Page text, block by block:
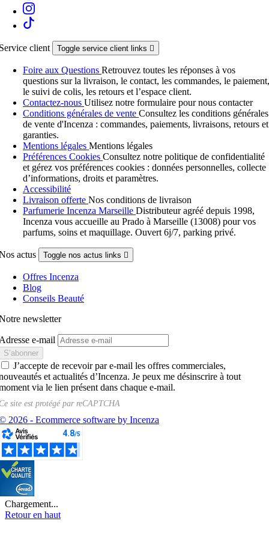
client Toggle service client links 
Foire aux Questions Retrouvez toutes les réponses à vos
questions sur la livraison, le contact, les commandes, le paiement,
le suivi de colis, les retours et l’espace client.
Contactez-nous Utilisez notre formulaire pour nous contacter
Conditions générales de vente Consultez les conditions générales
de vente d'Incenza : commandes, paiements, livraisons, retours et
garanties.
Mentions légales Mentions légales
Préférences Cookies Consultez notre politique de confidentialité
et gérez vos préférences cookies : données personnelles, collecte
d’informations, droits et paramètres.
Accessibilité
Livraison offerte Nos conditions de livraison
Parfumerie Incenza Marseille Distributeur agréé depuis 1998,
Incenza vous accueille au Prado à Marseille (13008) pour vos
parfums, soins et maquillage. Ouvert 6j/7, parking privé.
actus Toggle nos actus links 
Offres Incenza
Blog
Conseils Beauté
newsletter
e-mail
J’accepte de recevoir par e-mail les offres commerciales,
et actualités d’Incenza. Je peux me désinscrire à tout
via le lien présent dans chaque e-mail.
site est protégé parreCAPTCHA
2026 - Ecommerce software by Incenza
Chargement...
Retour en haut